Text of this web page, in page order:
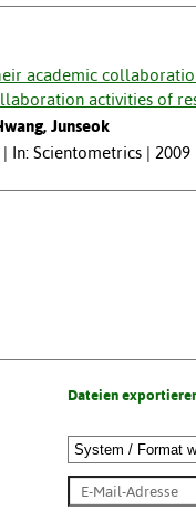
academic
activities of
Junseok
In: Scientometrics | 2009
Dateien